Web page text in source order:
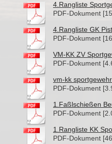
4.Rangliste
PDF-Dokument
4.Rangliste GK
PDF-Dokument
VM-KK ZV
PDF-Dokument
vm-kk
PDF-Dokument
1.Faßlschießen
PDF-Dokument
1.Rangliste KK
PDF-Dokument